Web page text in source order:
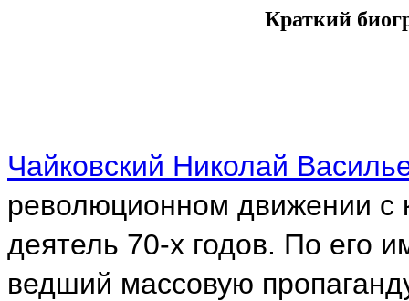
Краткий
Чайковский Николай
революционном движении с
деятель 70-х годов. По его
ведший массовую